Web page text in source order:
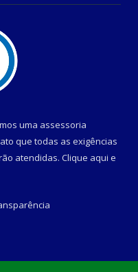
uma assessoria
que todas as exigências
atendidas. Clique aqui e